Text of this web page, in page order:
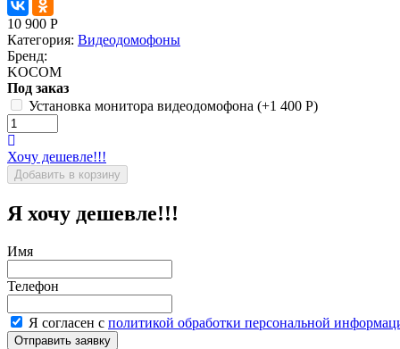
10 900 Р
Категория: Видеодомофоны
Бренд:
KOCOM
Под заказ
Установка монитора видеодомофона (+1 400 Р)
Хочу дешевле!!!
Я хочу дешевле!!!
Имя
Телефон
Я согласен с политикой обработки персональной